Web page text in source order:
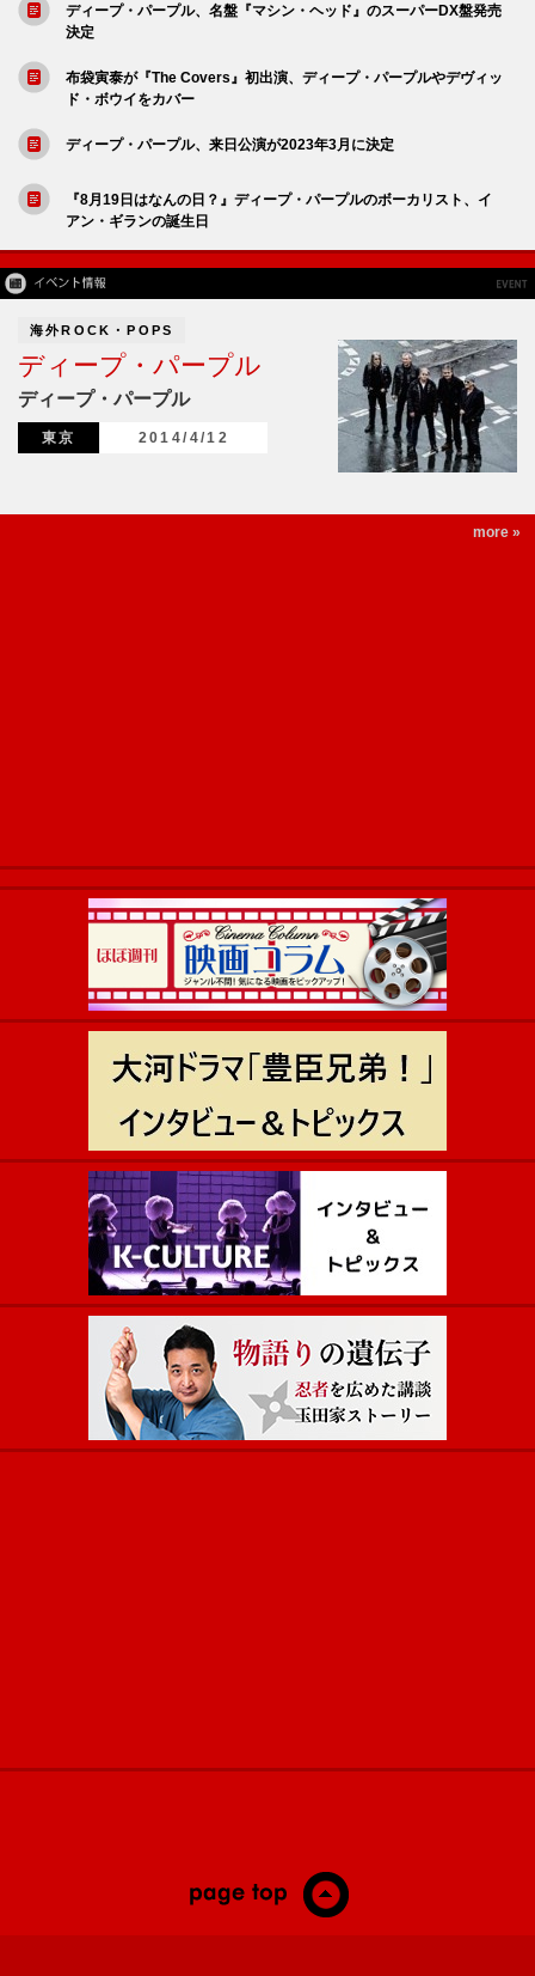
ディープ・パープル、名盤『マシン・ヘッド』のスーパーDX盤発売
決定
布袋寅泰が『The Covers』初出演、ディープ・パープルやデヴィッ
ド・ボウイをカバー
ディープ・パープル、来日公演が2023年3月に決定
『8月19日はなんの日？』ディープ・パープルのボーカリスト、イ
アン・ギランの誕生日
海外ROCK・POPS
ディープ・パープル
ディープ・パープル
東京 2014/4/12
more »